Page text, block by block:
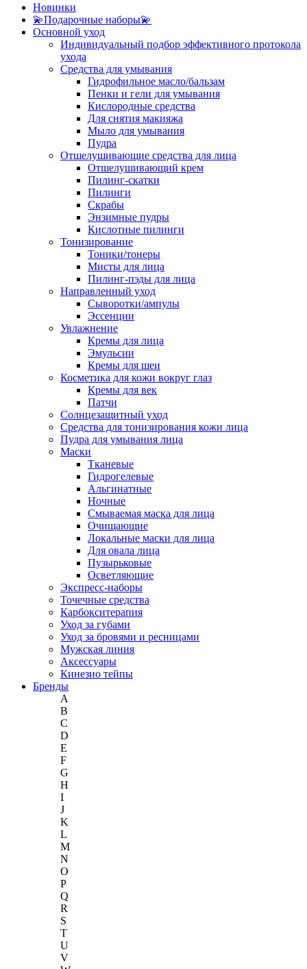
Новинки
💫Подарочные наборы💫
Основной уход
Индивидуальный подбор эффективного протокола
ухода
Средства для умывания
Гидрофильное масло/бальзам
Пенки и гели для умывания
Кислородные средства
Для снятия макияжа
Мыло для умывания
Пудра
Отшелушивающие средства для лица
Отшелушивающий крем
Пилинг-скатки
Пилинги
Скрабы
Энзимные пудры
Кислотные пилинги
Тонизирование
Тоники/тонеры
Мисты для лица
Пилинг-пэды для лица
Направленный уход
Сыворотки/ампулы
Эссенции
Увлажнение
Кремы для лица
Эмульсии
Кремы для шеи
Косметика для кожи вокруг глаз
Кремы для век
Патчи
Солнцезащитный уход
Средства для тонизирования кожи лица
Пудра для умывания лица
Маски
Тканевые
Гидрогелевые
Альгинатные
Ночные
Смываемая маска для лица
Очищающие
Локальные маски для лица
Для овала лица
Пузырьковые
Осветляющие
Экспресс-наборы
Точечные средства
Карбокситерапия
Уход за губами
Уход за бровями и ресницами
Мужская линия
Аксессуары
Кинезио тейпы
Бренды
A
B
C
D
E
F
G
H
I
J
K
L
M
N
O
P
Q
R
S
T
U
V